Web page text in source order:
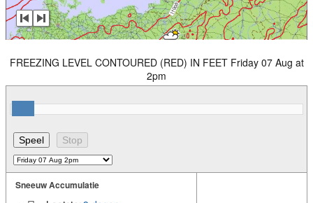
FREEZING LEVEL CONTOURED (RED) IN FEET Friday 07 Aug at
2pm
Sneeuw Accumulatie